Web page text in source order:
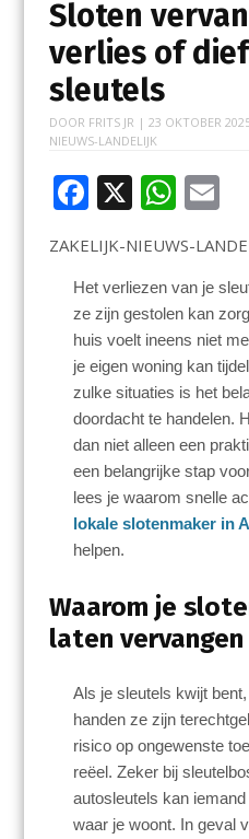
Sloten
verlies of
sleutels
DOOR FRITS JR | 23 OKTOBER
NIEUWS-LANDELIJK
F
e
b
o
o
k
X W
at
s
A
p
p
E
ai
l
ZAKELIJK-NIEUWS-
Het verliezen van je
ze zijn gestolen kan
huis voelt ineens niet
je eigen woning kan
zulke situaties is het
doordacht te handelen.
dan niet alleen een
een belangrijke stap
lees je waarom snelle
lokale slotenmaker in
helpen.
Waarom je
laten vervangen
Als je sleutels kwijt
handen ze zijn
risico op ongewenste
reëel. Zeker bij
autosleutels kan
waar je woont. In geval